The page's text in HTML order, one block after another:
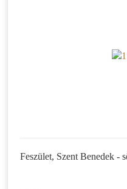
Feszület, Szent Benedek -